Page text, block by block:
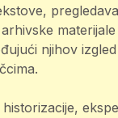
njihov